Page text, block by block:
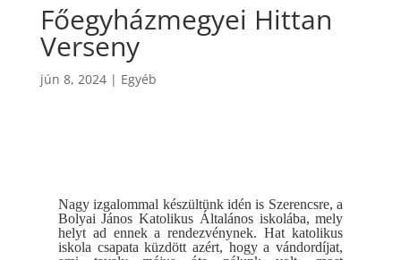
Főegyházmegyei Hittan
Verseny
jún 8, 2024| Egyéb
Nagy izgalommal készültünk idén is Szerencsre, a
Bolyai János Katolikus Általános iskolába, mely
helyt ad ennek a rendezvénynek. Hat katolikus
iskola csapata küzdött azért, hogy a vándordíjat,